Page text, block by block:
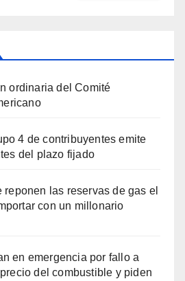
ordinaria del Comité
4 de contribuyentes emite
del plazo fijado
reponen las reservas de gas el
con un millonario
en emergencia por fallo a
del combustible y piden